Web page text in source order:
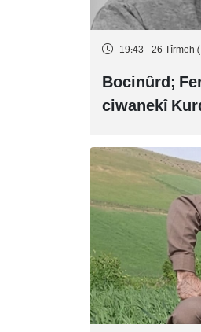
19:43 - 26 Tîrmeh
Bocinûrd;
ciwanekî
cezakirin